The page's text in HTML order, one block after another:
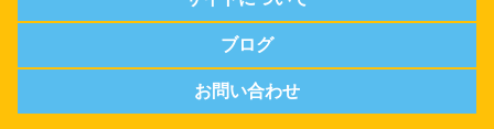
ブログ
お問い合わせ